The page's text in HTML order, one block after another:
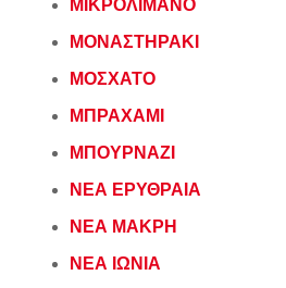
ΜΙΚΡΟΛΙΜΑΝΟ
ΜΟΝΑΣΤΗΡΑΚΙ
ΜΟΣΧΑΤΟ
ΜΠΡΑΧΑΜΙ
ΜΠΟΥΡΝΑΖΙ
ΝΕΑ ΕΡΥΘΡΑΙΑ
ΝΕΑ ΜΑΚΡΗ
ΝΕΑ ΙΩΝΙΑ